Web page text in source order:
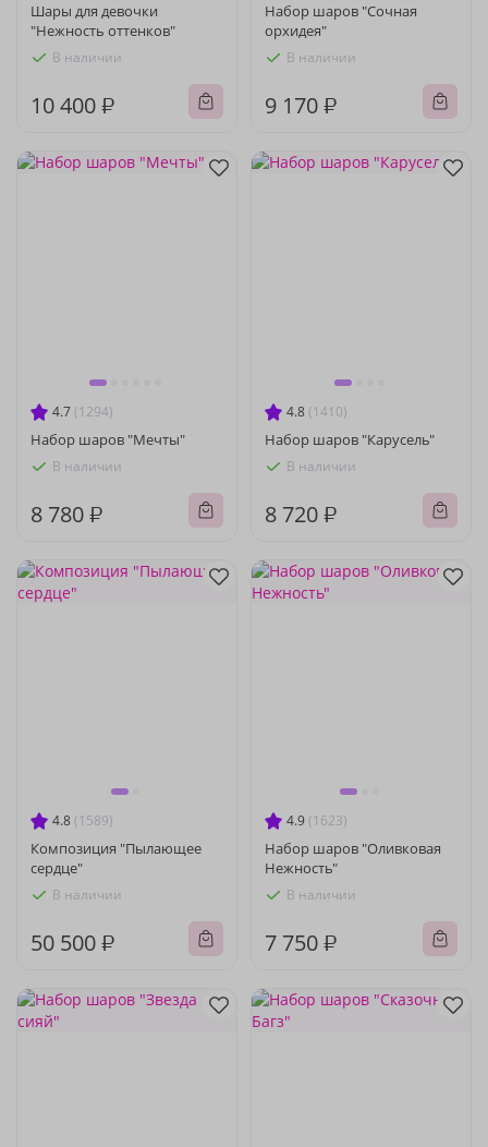
Шары для девочки
"Нежность оттенков"
В наличии
10 400 ₽
Набор шаров "Сочная
орхидея"
В наличии
9 170 ₽
4.7 (1294)
Набор шаров "Мечты"
В наличии
8 780 ₽
4.8 (1410)
Набор шаров "Карусель"
В наличии
8 720 ₽
4.8 (1589)
Композиция "Пылающее
сердце"
В наличии
50 500 ₽
4.9 (1623)
Набор шаров "Оливковая
Нежность"
В наличии
7 750 ₽